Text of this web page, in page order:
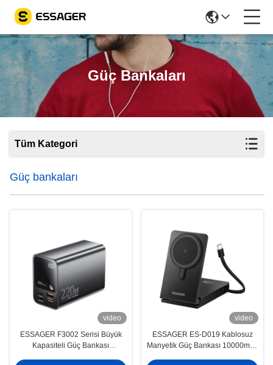
Güç Bankaları
Tüm Kategori
Güç bankaları
video
ESSAGER F3002 Serisi Büyük
Kapasiteli Güç Bankası
video
ESSAGER ES-D019 Kablosuz
Manyetik Güç Bankası 10000mah